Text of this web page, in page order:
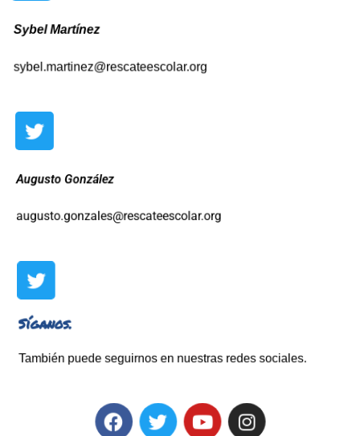
Sybel Martínez
sybel.martinez@rescateescolar.org
Augusto González
augusto.gonzales@rescateescolar.org
Síganos.
También puede seguirnos en nuestras redes sociales.